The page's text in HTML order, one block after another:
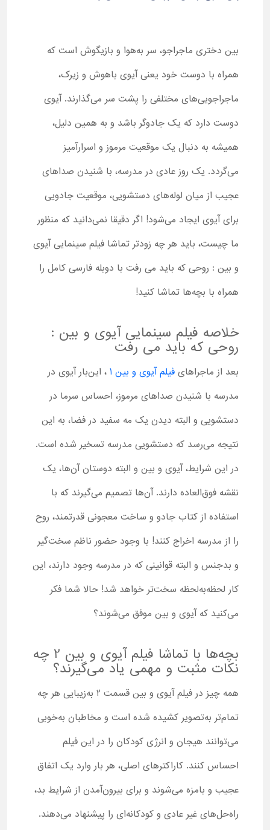
بین دختری ماجراجو، سر به‌هوا و بازیگوش است که
همراه با دوست خود یعنی آیوی باهوش و زیرک،
ماجراجویی‌های مختلفی را پشت سر می‌گذارند. آیوی
دوست دارد که یک جادوگر باشد و به همین دلیل،
همیشه به دنبال یک موقعیت مرموز و اسرارآمیز
می‌گردد. یک روز عادی در مدرسه، با شنیدن صداهای
عجیب از میان لوله‌های دستشویی، موقعیت جادویی
برای آیوی ایجاد می‌شود! اگر دقیقا نمی‌دانید که منظور
ما چیست، باید هر چه زودتر تماشا فیلم سینمایی آیوی
و بین : روحی که باید می رفت با دوبله فارسی کامل را
همراه با بچه‌ها تماشا کنید!
خلاصه فیلم سینمایی آیوی و بین :
روحی که باید می رفت
بعد از ماجراهای فیلم آیوی و بین 1 ، این‌بار آیوی در
مدرسه با شنیدن صداهای مرموز، احساس سرما در
دستشویی و البته دیدن یک مه سفید در فضا، به این
نتیجه می‌رسد که دستشویی مدرسه تسخیر شده است.
در این شرایط، آیوی و بین و البته دوستان آن‌ها، یک
نقشه فوق‌العاده دارند. آن‌ها تصمیم می‌گیرند که با
استفاده از کتاب جادو و ساخت معجونی قدرتمند، روح
را از مدرسه اخراج کنند! با وجود حضور ناظم سخت‌گیر
و بدجنس و البته قوانینی که در مدرسه وجود دارند، این
کار لحظه‌به‌لحظه سخت‌تر خواهد شد! حالا شما فکر
می‌کنید که آیوی و بین موفق می‌شوند؟
بچه‌ها با تماشا فیلم آیوی و بین 2 چه
نکات مثبت و مهمی یاد می‌گیرند؟
همه چیز در فیلم آیوی و بین قسمت 2 به‌زیبایی هر چه
تمام‌تر به‌تصویر کشیده شده است و مخاطبان به‌خوبی
می‌توانند هیجان و انرژی کودکان را در این فیلم
احساس کنند. کاراکترهای اصلی، هر بار وارد یک اتفاق
عجیب و بامزه می‌شوند و برای بیرون‌آمدن از شرایط بد،
راه‌حل‌های غیر عادی و کودکانه‌ای را پیشنهاد می‌دهند.